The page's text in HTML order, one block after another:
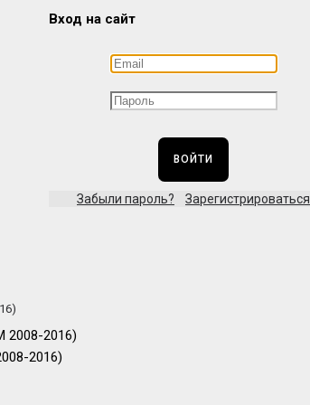
Вход на сайт
ВОЙТИ
Забыли пароль? Зарегистрироваться
2016)